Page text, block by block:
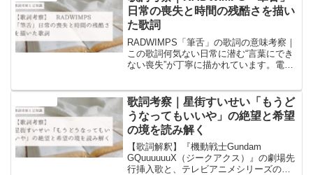
では語られていない深い考察。
日常の喪失と時間の残酷さを描い
た歌詞
RADWIMPS「筆舌」の歌詞の意味考察｜
この歌詞何気ない日常に潜む“言葉にでき
ない喪失”が丁寧に描かれています。電話
層心理に迫る考察をお届けします。
歌詞考察｜星街すいせい「もうど
うなってもいいや」の絶望と希望
の境を読み解く
【歌詞解釈】『機動戦士Gundam
GQuuuuuuX（ジークアクス）』の劇場先
行挿入歌と、テレビアニメシリーズのエ